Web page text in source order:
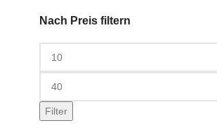
Nach Preis filtern
Filter